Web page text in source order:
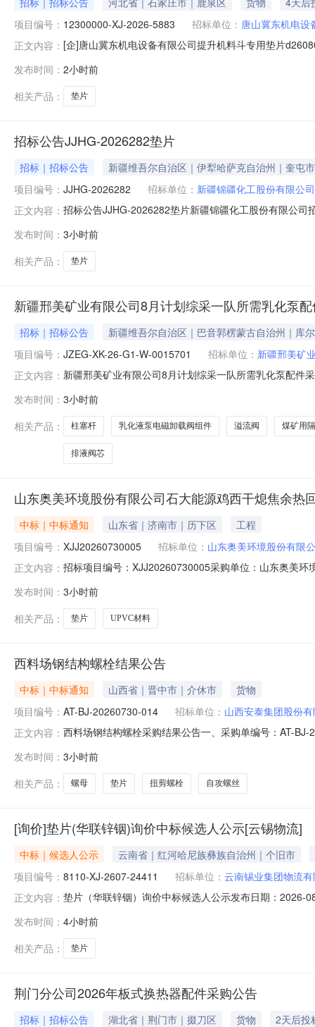
项目编号： 12300000-XJ-2026-5883 招标单位： 唐山冀东机电设
正文内容： [企]唐山冀东机电设备有限公司提升机料斗专用垫片
应商参加报价。┃询比价基础信息询比价编号：
发布时间： 2小时前
相关产品：
垫片
招标公告JJHG-2026282垫片
招标｜招标公告
新疆维吾尔自治区｜伊犁哈萨克自治州｜奎屯市
项目编号： JJHG-2026282 招标单位： 新疆锦疆化工股份有限公司
正文内容： 招标公告JJHG-2026282垫片新疆锦疆化工股份有限公
程：投标人报名时一并向招标人提交资格证明材料，招
价□其他：
发布时间： 3小时前
相关产品：
垫片
新疆邢美矿业有限公司8月计划综采一队所需乳化泵
招标｜招标公告
新疆维吾尔自治区｜巴音郭楞蒙古自治州｜库
项目编号： JZEG-XK-26-G1-W-0015701 招标单位： 新疆邢美矿
正文内容： 新疆邢美矿业有限公司8月计划综采一队所需乳化泵配件
注B11柱塞杆浙江正博BPW315/100101-910件15个自然
发布时间： 3小时前
相关产品：
柱塞杆 乳化液泵电磁卸载阀组件 溢流阀 煤矿用
排液阀芯
山东奥美环境股份有限公司石大能源鸡西干熄焦余
中标｜中标通知 山东省｜济南市｜历下区
工程
项目编号： XJJ20260730005 招标单位： 山东奥美环境股份有限
正文内容： 招标项目编号：XJJ20260730005采购单位：山东奥美
发布时间： 3小时前
相关产品：
垫片 UPVC材料
西料场钢结构螺栓结果公告
中标｜中标通知 山西省｜晋中市｜介休市
货物
项目编号： AT-BJ-20260730-014 招标单位： 山西安泰集团股份
正文内容： 西料场钢结构螺栓采购结果公告一、采购单编号：AT-
13383441322具体规格、技术指标及售后服务要求等详
发布时间： 3小时前
相关产品：
螺母 垫片 扭剪螺栓 自攻螺丝
[询价]垫片(华联锌铟)询价中标候选人公示[云锡物流]
中标｜候选人公示
云南省｜红河哈尼族彝族自治州｜个旧市
项目编号： 8110-XJ-2607-24411 招标单位： 云南锡业集团物流
正文内容： 垫片（华联锌铟）询价中标候选人公示发布日期：2026-
0716:15一、评标情况序号供应商名称综合排名1云南方
发布时间： 4小时前
相关产品：
垫片
荆门分公司2026年板式换热器配件采购公告
招标｜招标公告 湖北省｜荆门市｜掇刀区 货物
2天后投